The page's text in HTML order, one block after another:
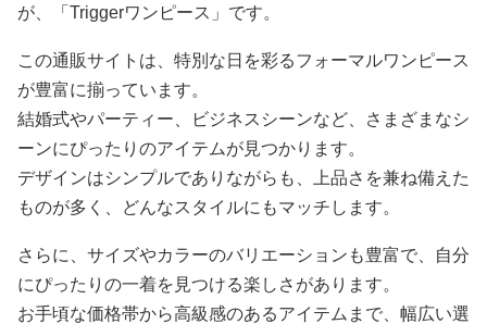
が、「Triggerワンピース」です。
この通販サイトは、特別な日を彩るフォーマルワンピース
が豊富に揃っています。
結婚式やパーティー、ビジネスシーンなど、さまざまなシ
ーンにぴったりのアイテムが見つかります。
デザインはシンプルでありながらも、上品さを兼ね備えた
ものが多く、どんなスタイルにもマッチします。
さらに、サイズやカラーのバリエーションも豊富で、自分
にぴったりの一着を見つける楽しさがあります。
お手頃な価格帯から高級感のあるアイテムまで、幅広い選